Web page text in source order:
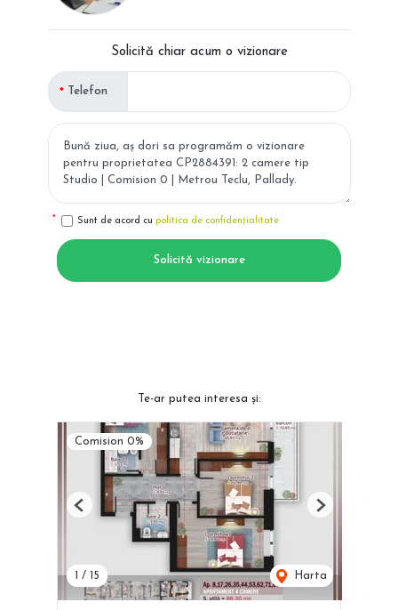
Solicită chiar acum o vizionare
Telefon
Sunt de acord cu politica de confidențialitate
Solicită vizionare
Te-ar putea interesa și:
Comision 0%
/ 15 Harta
Previous Next